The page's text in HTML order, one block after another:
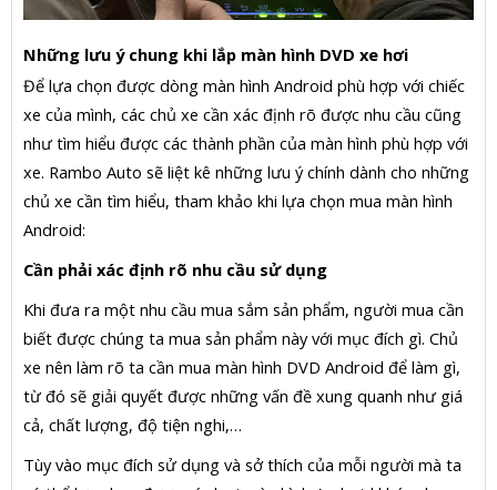
Những lưu ý chung khi lắp màn hình DVD xe hơi
Để lựa chọn được dòng màn hình Android phù hợp với chiếc
xe của mình, các chủ xe cần xác định rõ được nhu cầu cũng
như tìm hiểu được các thành phần của màn hình phù hợp với
xe. Rambo Auto sẽ liệt kê những lưu ý chính dành cho những
chủ xe cần tìm hiểu, tham khảo khi lựa chọn mua màn hình
Android:
Cần phải xác định rõ nhu cầu sử dụng
Khi đưa ra một nhu cầu mua sắm sản phẩm, người mua cần
biết được chúng ta mua sản phẩm này với mục đích gì. Chủ
xe nên làm rõ ta cần mua màn hình DVD Android để làm gì,
từ đó sẽ giải quyết được những vấn đề xung quanh như giá
cả, chất lượng, độ tiện nghi,…
Tùy vào mục đích sử dụng và sở thích của mỗi người mà ta